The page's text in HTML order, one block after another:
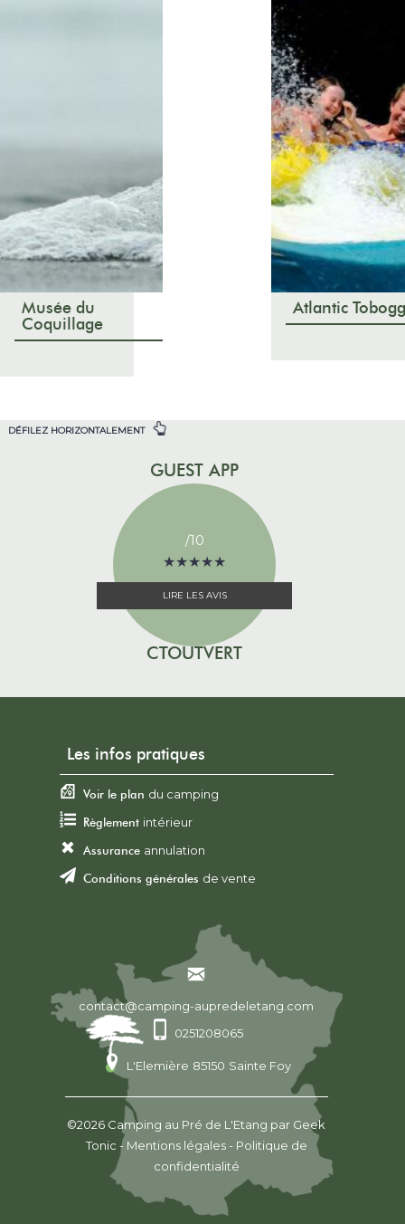
Musée du
Coquillage
Atlantic
DÉFILEZ HORIZONTALEMENT
GUEST APP
/10
★★★★★
★★★★★
LIRE LES AVIS
CTOUTVERT
Les infos pratiques
Voir le plan du camping
Règlement intérieur
Assurance annulation
Conditions générales de vente
contact@camping-aupredeletang.com
0251208065
L'Elemière 85150 Sainte Foy
©2026 Camping au Pré de L'Etang par Geek
Tonic - Mentions légales- Politique de
confidentialité